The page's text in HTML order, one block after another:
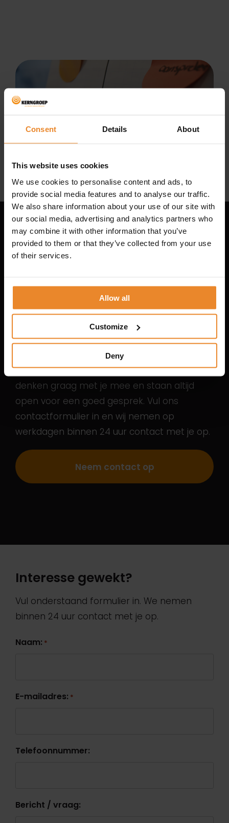
Consent Details About
This website uses cookies
We use cookies to personalise content and ads, to
provide social media features and to analyse our traffic.
We also share information about your use of our site with
our social media, advertising and analytics partners who
may combine it with other information that you’ve
provided to them or that they’ve collected from your use
of their services.
Allow all
Customize
Deny
Coaching en begeleiding
manier
Heb je een teamontwikkelvraag, ben je op
zoek naar een training, heb je behoefte aan
persoonlijke coaching of wil je een advies
voor jezelf, jouw team of organisatie? We
denken graag met je mee en staan altijd
open voor een goed gesprek. Vul ons
contactformulier in en wij nemen op
werkdagen binnen 24 uur contact met je op.
Neem contact op
Interesse gewekt?
Vul onderstaand formulier in. We nemen
binnen 24 uur contact met je op.
Naam: *
E-mailadres: *
Telefoonnummer:
Bericht / vraag: